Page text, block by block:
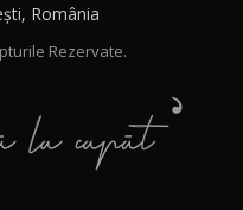
România
Rezervate.